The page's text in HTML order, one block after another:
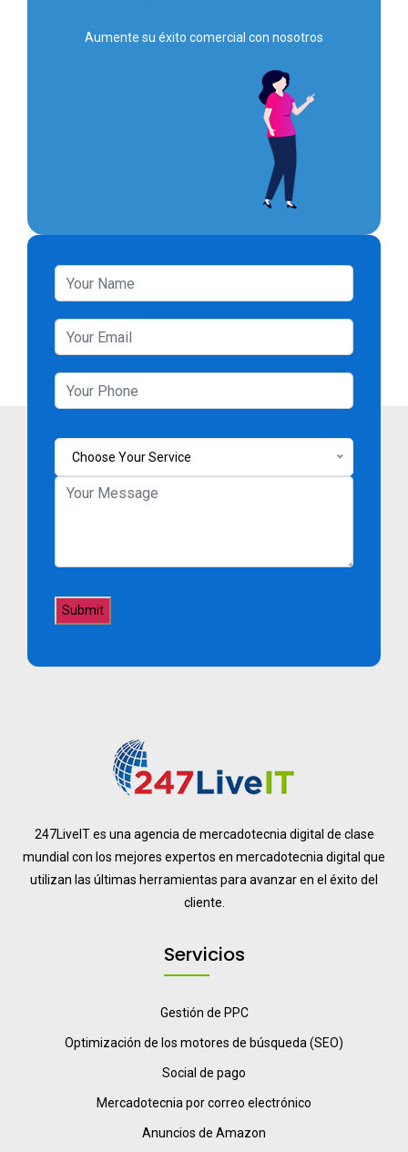
Aumente su éxito comercial con nosotros
Choose Your Service
247LiveIT es una agencia de mercadotecnia digital de clase
mundial con los mejores expertos en mercadotecnia digital que
utilizan las últimas herramientas para avanzar en el éxito del
cliente.
Servicios
Gestión de PPC
Optimización de los motores de búsqueda (SEO)
Social de pago
Mercadotecnia por correo electrónico
Anuncios de Amazon